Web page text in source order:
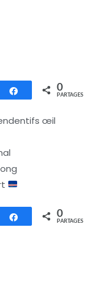
Partagez 0
PARTAGES
œil
Partagez 0
PARTAGES